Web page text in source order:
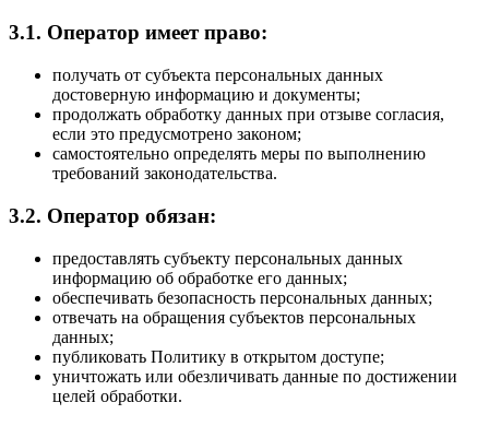
3.1. Оператор имеет право:
получать от субъекта персональных данных
достоверную информацию и документы;
продолжать обработку данных при отзыве согласия,
если это предусмотрено законом;
самостоятельно определять меры по выполнению
требований законодательства.
3.2. Оператор обязан:
предоставлять субъекту персональных данных
информацию об обработке его данных;
обеспечивать безопасность персональных данных;
отвечать на обращения субъектов персональных
данных;
публиковать Политику в открытом доступе;
уничтожать или обезличивать данные по достижении
целей обработки.